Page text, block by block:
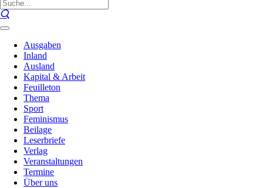
Ausgaben
Inland
Ausland
Kapital & Arbeit
Feuilleton
Thema
Sport
Feminismus
Beilage
Leserbriefe
Verlag
Veranstaltungen
Termine
Über uns